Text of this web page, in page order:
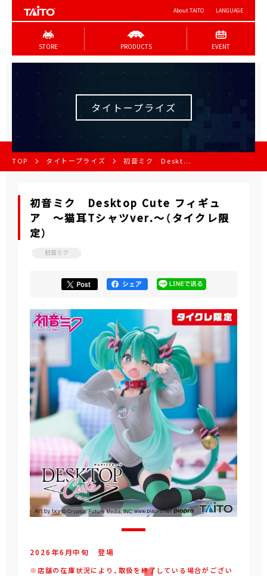
About TAITO LANGUAGE
STORE PRODUCTS EVENT
タイトープライズ
TOP タイトープライズ 初音ミク Deskt...
初音ミク Desktop Cute フィギュ
ア ～猫耳Tシャツver.～（タイクレ限
定）
初音ミク
2026年6 月中旬 登場
※店舗の在庫状況により、取扱を終了している場合がござい